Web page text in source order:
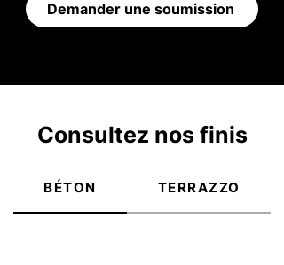
Demander une soumission
Consultez nos finis
BÉTON TERRAZZO